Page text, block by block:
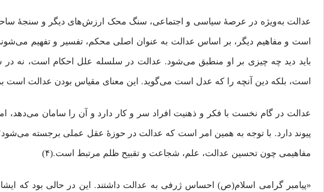
عدالت به‌ویژه در عرصۀ سیاسی و اجتماعی، سنگ محک ارزش‌های دیگر و سنجۀ
است و مفاهیم دیگر، بر اساس عدالت به عنوان اصلی محکم، تفسیر و تفهیم
باید دید چه‌ چیزی بر او منطبق می‌شود. عدالت در سلسله علل احکام است، نه در
است، بلکه دین آنچه را که عدل است می‌گوید. این معنای مقیاس بودن عدالت است
عدالت در گام نخست با فکر و ذهنیت افراد سر و کار دارد و آن را سامان می‌دهد،
پیوند دارد. با توجه به همین امر است که عدالت در حوزۀ عقل عملی برجسته می‌شود؛
مفاهیمی چون تحسین عدالت، علم، شجاعت و تقبیح ظلم مرتبط است.(۴)
«پیامبر گرامی اسلام(ص) احساس ژرفی به عدالت داشتند. این در حالی بود که